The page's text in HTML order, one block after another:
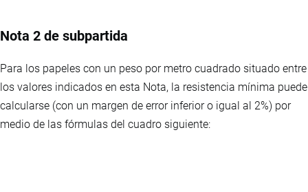
Nota 2 de subpartida
Para los papeles con un peso por metro cuadrado situado entre
los valores indicados en esta Nota, la resistencia mínima puede
calcularse (con un margen de error inferior o igual al 2%) por
medio de las fórmulas del cuadro siguiente: